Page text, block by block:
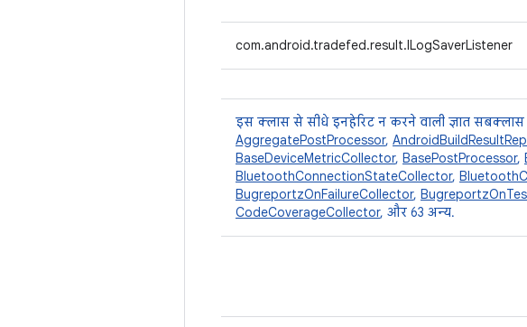
com.android.tradefed.result.ILogSaverListener
इस क्लास से सीधे इनहेरिट न करने वाली ज्ञात सबक्लास
AggregatePostProcessor,
BaseDeviceMetricCollector, BasePostProcessor,
BluetoothConnectionStateCollector,
BugreportzOnFailureCollector,
CodeCoverageCollector, और 63 अन्य.